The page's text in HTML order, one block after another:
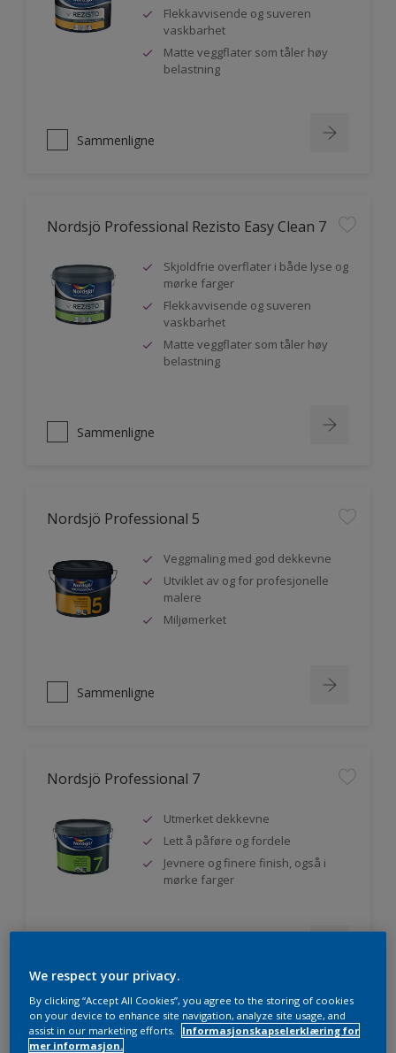
Flekkavvisende og suveren
vaskbarhet
Matte veggflater som tåler høy
belastning
Sammenligne
Nordsjö Professional Rezisto Easy Clean 7
Skjoldfrie overflater i både lyse og
mørke farger
Flekkavvisende og suveren
vaskbarhet
Matte veggflater som tåler høy
belastning
Sammenligne
Nordsjö Professional 5
Veggmaling med god dekkevne
Utviklet av og for profesjonelle
malere
Miljømerket
Sammenligne
Nordsjö Professional 7
Utmerket dekkevne
Lett å påføre og fordele
Jevnere og finere finish, også i
mørke farger
Nordsjö Professional 20
We respect your privacy.
By clicking “Accept All Cookies”, you agree to the storing of cookies
on your device to enhance site navigation, analyze site usage, and
assist in our marketing efforts.
Informasjonskapselerklæring for
mer informasjon.